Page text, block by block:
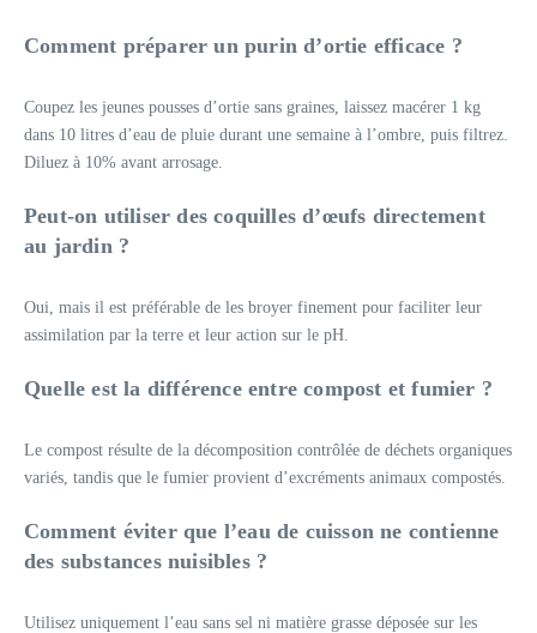
Comment préparer un purin d’ortie efficace ?
Coupez les jeunes pousses d’ortie sans graines, laissez macérer 1 kg
dans 10 litres d’eau de pluie durant une semaine à l’ombre, puis filtrez.
Diluez à 10% avant arrosage.
Peut-on utiliser des coquilles d’œufs directement
au jardin ?
Oui, mais il est préférable de les broyer finement pour faciliter leur
assimilation par la terre et leur action sur le pH.
Quelle est la différence entre compost et fumier ?
Le compost résulte de la décomposition contrôlée de déchets organiques
variés, tandis que le fumier provient d’excréments animaux compostés.
Comment éviter que l’eau de cuisson ne contienne
des substances nuisibles ?
Utilisez uniquement l’eau sans sel ni matière grasse déposée sur les